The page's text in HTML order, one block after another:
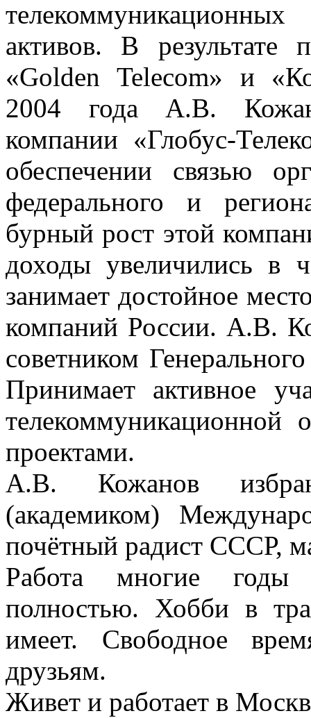
активов. В результате
«Golden Telecom» и
2004 года А.В.
компании «Глобус-
обеспечении связью
федерального и
бурный рост этой
доходы увеличились в
занимает достойное
компаний России. А.В.
советником
Принимает активное
телекоммуникационной
проектами.
А.В. Кожанов
(академиком)
почётный радист СССР,
Работа многие
полностью. Хобби в
имеет. Свободное
друзьям.
Живет и работает в